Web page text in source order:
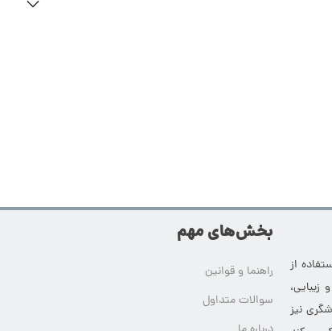
از
نیز
بخش‌های مهم
راهنما و قوانین
سوالات متداول